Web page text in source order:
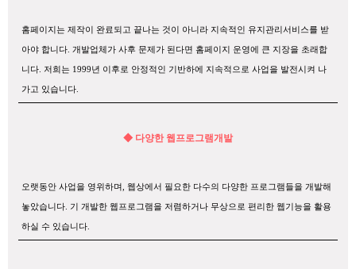
홈페이지는 제작이 완료되고 끝나는 것이 아니라 지속적인 유지관리서비스를 받
아야 합니다. 개발업체가 사후 문제가 된다면 홈페이지 운영에 큰 지장을 초래합
니다. 저희는 1999년 이후로 안정적인 기반하에 지속적으로 사업을 발전시켜 나
가고 있습니다.
◆ 다양한 웹프로그램개발
오랫동안 사업을 영위하며, 웹상에서 필요한 다수의 다양한 프로그램들을 개발해
놓았습니다. 기 개발한 웹프로그램을 저렴하거나 무상으로 편리한 웹기능을 활용
하실 수 있습니다.